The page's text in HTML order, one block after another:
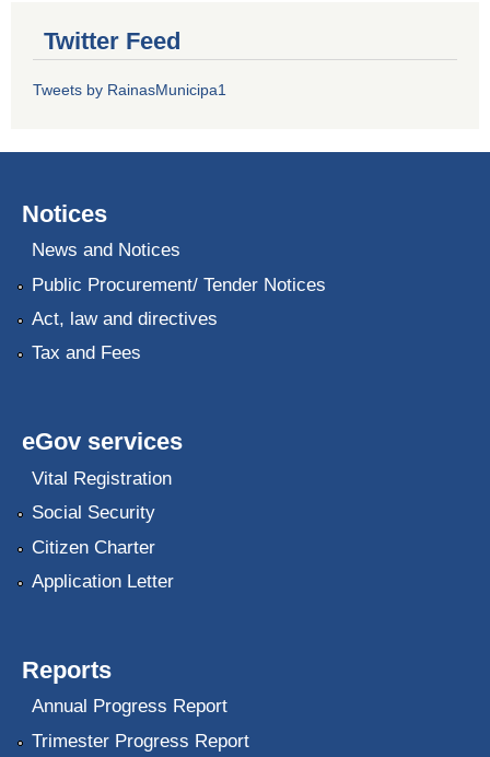
Twitter Feed
Tweets by RainasMunicipa1
Notices
News and Notices
Public Procurement/ Tender Notices
Act, law and directives
Tax and Fees
eGov services
Vital Registration
Social Security
Citizen Charter
Application Letter
Reports
Annual Progress Report
Trimester Progress Report